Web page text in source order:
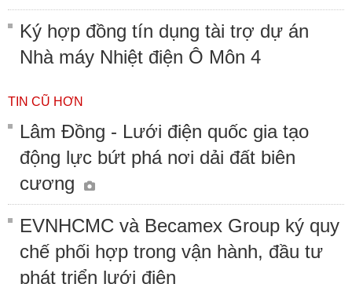
Ký hợp đồng tín dụng tài trợ dự án
Nhà máy Nhiệt điện Ô Môn 4
TIN CŨ HƠN
Lâm Đồng - Lưới điện quốc gia tạo
động lực bứt phá nơi dải đất biên
cương
EVNHCMC và Becamex Group ký quy
chế phối hợp trong vận hành, đầu tư
phát triển lưới điện